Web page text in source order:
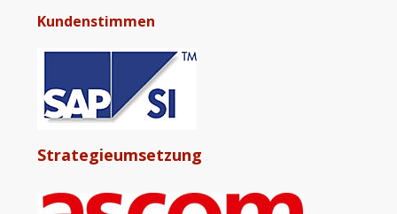
Kundenstimmen
Strategieumsetzung